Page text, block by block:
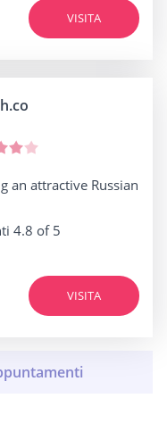
VISITA
an attractive Russian
4.8 of 5
VISITA